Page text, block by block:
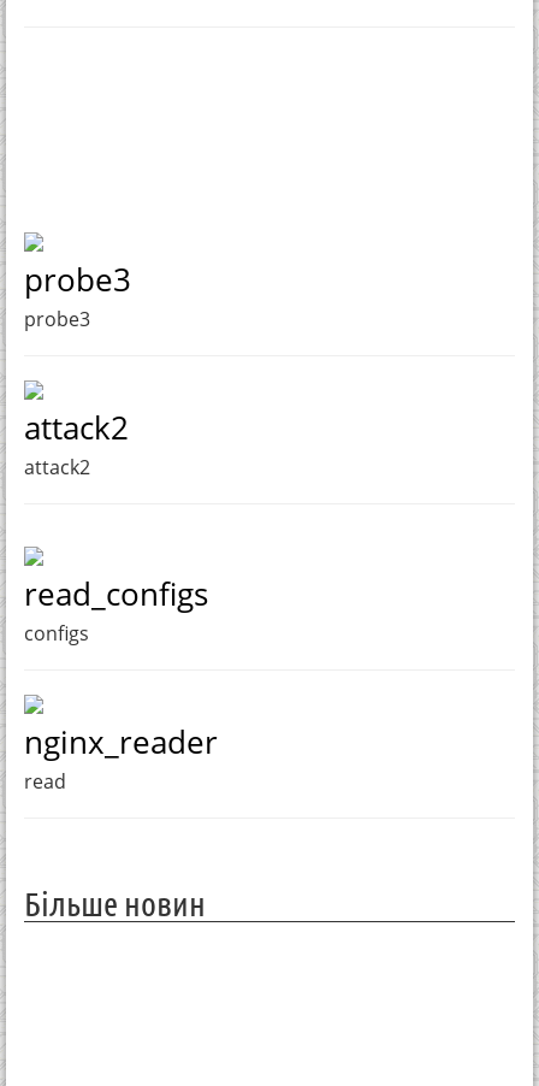
probe3
probe3
attack2
attack2
read_configs
configs
nginx_reader
read
Більше новин